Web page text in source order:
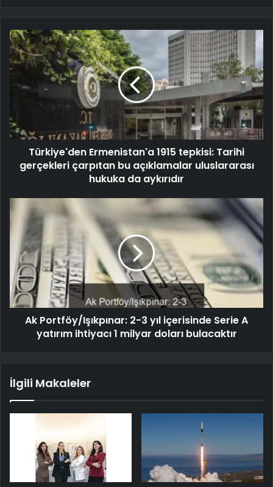
Türkiye'den Ermenistan'a 1915 tepkisi: Tarihi
gerçekleri çarpıtan bu açıklamalar uluslararası
hukuka da aykırıdır
Ak Portföy/Işıkpınar: 2-3 yıl içerisinde Serie A
yatırım ihtiyacı 1 milyar doları bulacaktır
İlgili Makaleler